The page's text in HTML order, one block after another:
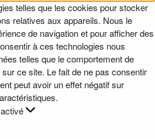
telles que les cookies pour stocker
relatives aux appareils. Nous le
de navigation et pour afficher des
à ces technologies nous
telles que le comportement de
ce site. Le fait de ne pas consentir
peut avoir un effet négatif sur